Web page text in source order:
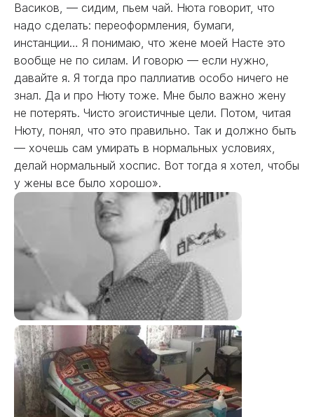
Васиков, — сидим, пьем чай. Нюта говорит, что
надо сделать: переоформления, бумаги,
инстанции… Я понимаю, что жене моей Насте это
вообще не по силам. И говорю — если нужно,
давайте я. Я тогда про паллиатив особо ничего не
знал. Да и про Нюту тоже. Мне было важно жену
не потерять. Чисто эгоистичные цели. Потом, читая
Нюту, понял, что это правильно. Так и должно быть
— хочешь сам умирать в нормальных условиях,
делай нормальный хоспис. Вот тогда я хотел, чтобы
у жены все было хорошо».